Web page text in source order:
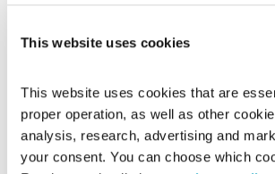
This website uses cookies
This website uses cookies that are
proper operation, as well as other
analysis, research, advertising and
your consent. You can choose which
איתה, בעריכת מיכל גפן